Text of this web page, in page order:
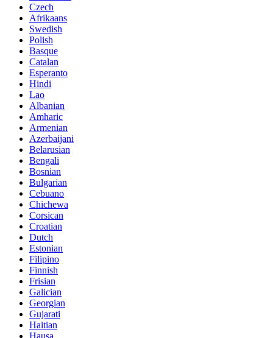
Czech
Afrikaans
Swedish
Polish
Basque
Catalan
Esperanto
Hindi
Lao
Albanian
Amharic
Armenian
Azerbaijani
Belarusian
Bengali
Bosnian
Bulgarian
Cebuano
Chichewa
Corsican
Croatian
Dutch
Estonian
Filipino
Finnish
Frisian
Galician
Georgian
Gujarati
Haitian
Hausa